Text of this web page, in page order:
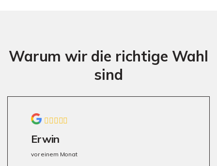
Warum wir die richtige Wahl
sind
Erwin
vor einem Monat